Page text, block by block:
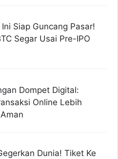
Siap Guncang Pasar!
Segar Usai Pre-IPO
Dompet Digital:
Online Lebih
Dunia! Tiket Ke